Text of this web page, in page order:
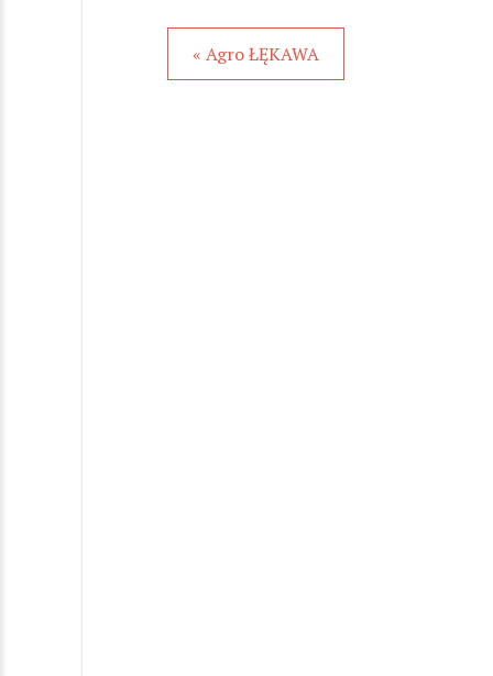
« Agro ŁĘKAWA